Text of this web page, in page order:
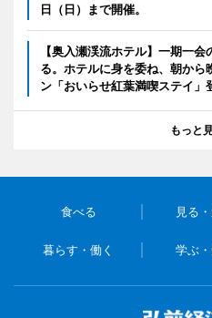
日（日）まで開催。
【奥入瀬渓流ホテル】一期一
る。ホテルに身を委ね、朝から
ン「おいらせ紅葉満喫ステイ」
もっと
食べる 見る
暮らす・働く 学ぶ